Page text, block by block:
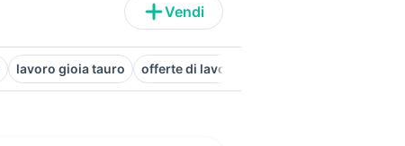
Vendi
lavoro gioia tauro offerte di lavoro casalnuovo di napoli